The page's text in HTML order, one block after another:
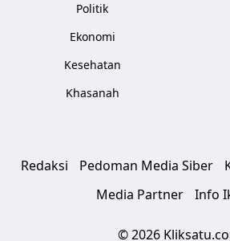
Politik
Ekonomi
Kesehatan
Khasanah
Redaksi Pedoman Media Siber
Media Partner
Info
© 2026